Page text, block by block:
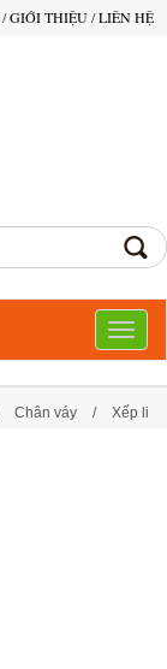
/GIỚI THIỆU/LIÊN HỆ
Chân váy Xếp li